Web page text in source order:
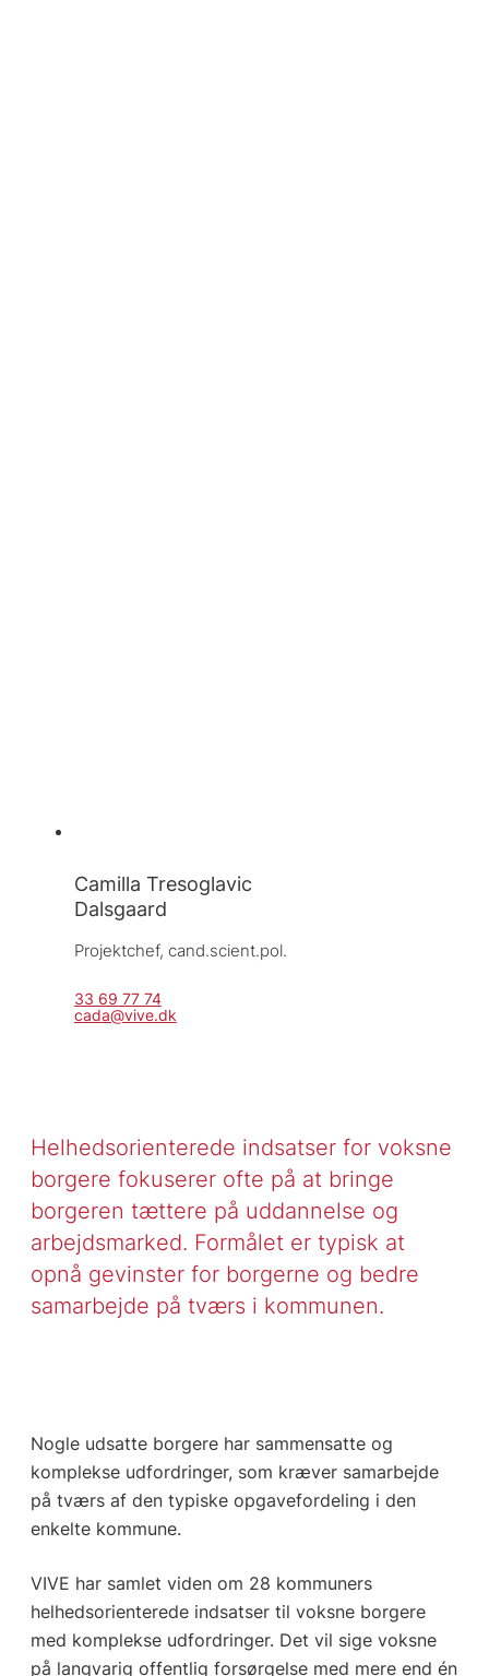
Camilla Tresoglavic
Dalsgaard
Projektchef, cand.scient.pol.
33 69 77 74
cada@vive.dk
Helhedsorienterede indsatser for voksne
borgere fokuserer ofte på at bringe
borgeren tættere på uddannelse og
arbejdsmarked. Formålet er typisk at
opnå gevinster for borgerne og bedre
samarbejde på tværs i kommunen.
Nogle udsatte borgere har sammensatte og
komplekse udfordringer, som kræver samarbejde
på tværs af den typiske opgavefordeling i den
enkelte kommune.
VIVE har samlet viden om 28 kommuners
helhedsorienterede indsatser til voksne borgere
med komplekse udfordringer. Det vil sige voksne
på langvarig offentlig forsørgelse med mere end én